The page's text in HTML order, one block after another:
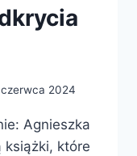
2024
Agnieszka
książki, które